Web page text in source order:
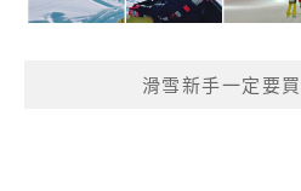
滑雪新手一定要